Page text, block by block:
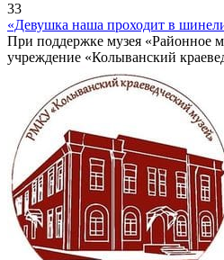
33
«Девушка наша проходит в
При поддержке музея «Районное
учреждение «Колыванский